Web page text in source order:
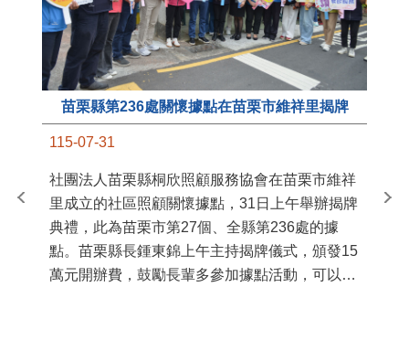
苗栗縣第236處關懷據點在苗栗市維祥里揭牌
115-07-31
社團法人苗栗縣桐欣照顧服務協會在苗栗市維祥
里成立的社區照顧關懷據點，31日上午舉辦揭牌
典禮，此為苗栗市第27個、全縣第236處的據
點。苗栗縣長鍾東錦上午主持揭牌儀式，頒發15
萬元開辦費，鼓勵長輩多參加據點活動，可以更